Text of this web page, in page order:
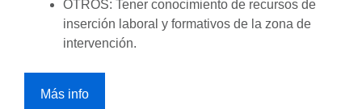
OTROS: Tener conocimiento de recursos de
inserción laboral y formativos de la zona de
intervención.
Más info